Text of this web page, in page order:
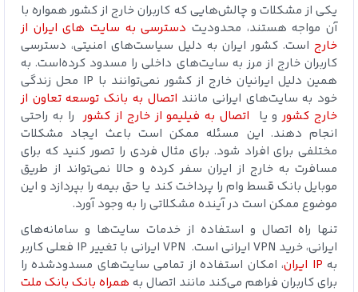
یکی از مشکلات و چالش‌هایی که کاربران خارج از کشور همواره با
آن مواجه هستند، محدودیت دسترسی به سایت های ایران از
خارج است. کشور ایران به دلیل سیاست‌های امنیتی، دسترسی
کاربران خارج از مرز به سایت‌های داخلی را مسدود کرده‌است. به
همین دلیل ایرانیان خارج از کشور نمی‌توانند با IP محل زندگی
خود به سایت‌های ایرانی مانند اتصال به بانک توسعه تعاون از
خارج کشورو یا اتصال به فیلیمو از خارج از کشور را به راحتی
انجام دهند. این مسئله ممکن است باعث ایجاد مشکلات
مختلفی برای افراد شود. برای مثال فردی را تصور کنید که برای
مسافرت به خارج از ایران سفر کرده و حالا نمی‌تواند از طریق
موبایل بانک قسط وام را پرداخت کند یا حق بیمه را بپردازد و این
موضوع ممکن است در آینده مشکلاتی را به وجود آورد.
تنها راه اتصال و استفاده از خدمات سایت‌ها و سامانه‌های
ایرانی، خرید VPN ایرانی است. VPN ایرانی با تغییر IP فعلی کاربر
بهIP ایران
، امکان استفاده از تمامی سایت‌های مسدودشده را
برای کاربران فراهم می‌کند مانند اتصال به همراه بانک بانک ملت